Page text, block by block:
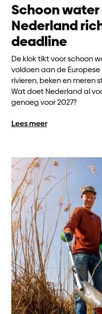
Schoon
Nederland
deadline
De klok tikt voor schoon
voldoen aan de
rivieren, beken en meren
Wat doet Nederland al
genoeg voor 2027?
Lees meer